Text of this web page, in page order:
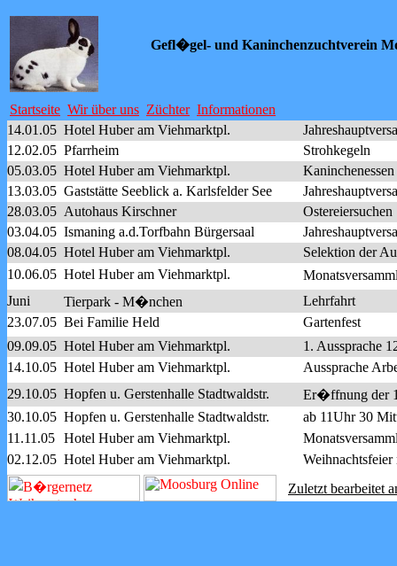
Gefl�gel- und Kaninchenzuchtverein
Startseite Wir über uns Züchter Informationen
14.01.05 Hotel Huber am Viehmarktpl.
12.02.05 Pfarrheim
Strohkegeln
05.03.05 Hotel Huber am Viehmarktpl.
13.03.05 Gaststätte Seeblick a. Karlsfelder See
28.03.05 Autohaus Kirschner
Ostereiersuchen
03.04.05 Ismaning a.d.Torfbahn Bürgersaal
08.04.05 Hotel Huber am Viehmarktpl.
Selektion der
10.06.05 Hotel Huber am Viehmarktpl.
Juni
Tierpark - M�nchen
Lehrfahrt
23.07.05 Bei Familie Held
Gartenfest
09.09.05 Hotel Huber am Viehmarktpl.
1. Aussprache
14.10.05 Hotel Huber am Viehmarktpl.
Aussprache
29.10.05 Hopfen u. Gerstenhalle Stadtwaldstr.
Er�ffnung der
30.10.05 Hopfen u. Gerstenhalle Stadtwaldstr.
ab 11Uhr 30
11.11.05 Hotel Huber am Viehmarktpl.
02.12.05 Hotel Huber am Viehmarktpl.
Zuletzt bearbeitet